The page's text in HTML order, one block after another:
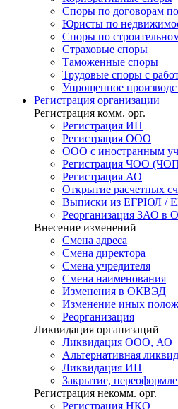
Споры по договорам
Юристы по
Споры по
Страховые споры
Таможенные споры
Трудовые споры с
Упрощенное
Регистрация организации
Регистрация комм. орг.
Регистрация ИП
Регистрация ООО
ООО с иностранным
Регистрация ЧОО
Регистрация АО
Открытие расчетных
Выписки из ЕГРЮЛ /
Реорганизация ЗАО в
Внесение изменений
Смена адреса
Смена директора
Cмена учредителя
Смена наименования
Изменения в ОКВЭД
Изменение иных
Реорганизация
Ликвидация организаций
Ликвидация ООО, АО
Альтернативная
Ликвидация ИП
Закрытие,
Регистрация некомм. орг.
Регистрация НКО